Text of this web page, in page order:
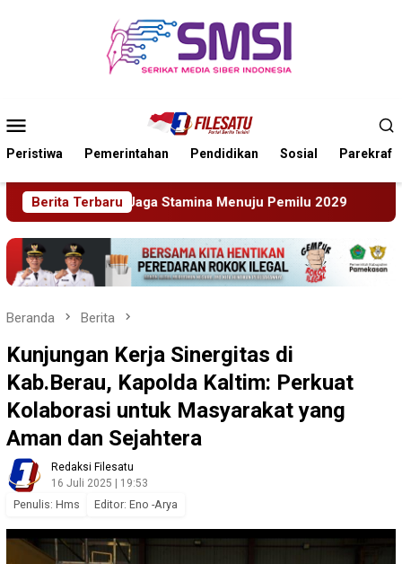
Mobile
Peristiwa Pemerintahan Pendidikan Sosial Parekraf
Berita Terbaru
Pemilu 2029 Perkenalkan Diri Lewat Safari Jumat,
Beranda Berita
Kunjungan Kerja Sinergitas di
Kab.Berau, Kapolda Kaltim: Perkuat
Kolaborasi untuk Masyarakat yang
Aman dan Sejahtera
Redaksi Filesatu
16 Juli 2025 | 19:53
Penulis: Hms Editor: Eno -Arya